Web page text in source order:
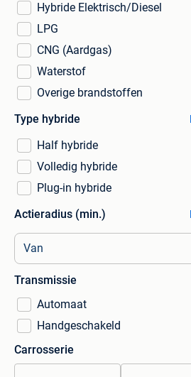
Hybride Elektrisch/Diesel
LPG
CNG (Aardgas)
Waterstof
Overige brandstoffen
Type hybride
Half hybride
Volledig hybride
Plug-in hybride
Actieradius (min.)
Transmissie
Automaat
Handgeschakeld
Carrosserie